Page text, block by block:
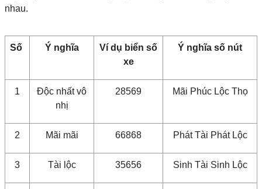
nhau.
Số Ý nghĩa
Ví dụ biển số
xe
Ý nghĩa số nút
1
Độc nhất vô
nhị
28569 Mãi Phúc Lộc Thọ
2 Mãi mãi 66868 Phát Tài Phát Lộc
3 Tài lộc 35656 Sinh Tài Sinh Lộc